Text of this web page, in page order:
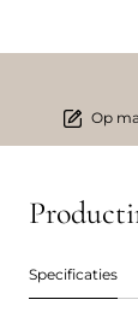
Op
Specificaties